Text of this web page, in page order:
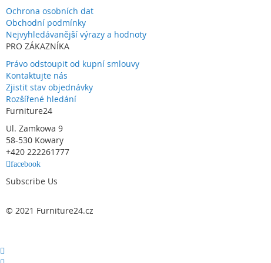
Ochrona osobních dat
Obchodní podmínky
Nejvyhledávanější výrazy a hodnoty
PRO ZÁKAZNÍKA
Právo odstoupit od kupní smlouvy
Kontaktujte nás
Zjistit stav objednávky
Rozšířené hledání
Furniture24
Ul. Zamkowa 9
58-530 Kowary
+420 222261777
facebook
Subscribe Us
© 2021 Furniture24.cz